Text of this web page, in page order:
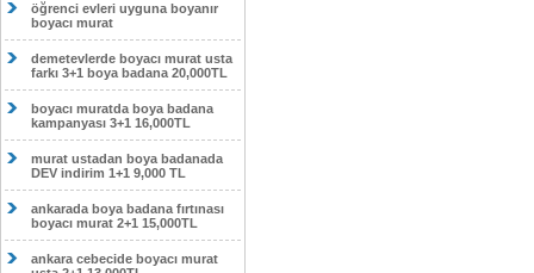
öğrenci evleri uyguna boyanır
boyacı murat
demetevlerde boyacı murat usta
farkı 3+1 boya badana 20,000TL
boyacı muratda boya badana
kampanyası 3+1 16,000TL
murat ustadan boya badanada
DEV indirim 1+1 9,000 TL
ankarada boya badana fırtınası
boyacı murat 2+1 15,000TL
ankara cebecide boyacı murat